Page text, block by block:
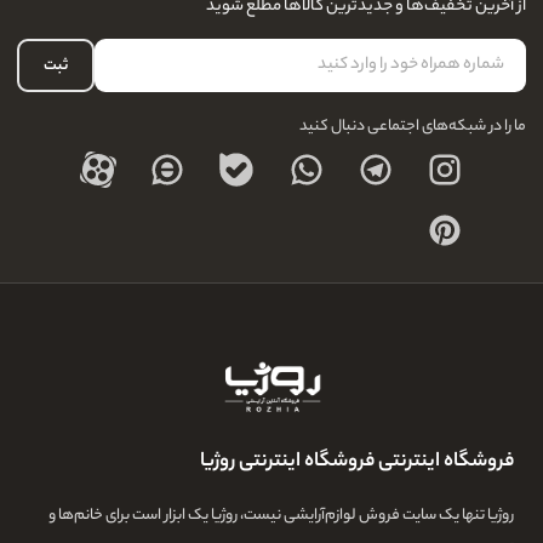
نحوه بازگشت کالا
درباره ما
لیست علاقه‌مندی
حساب کاربری
از آخرین تخفیف‌ها و جدیدترین کالاها مطلع شوید
ثبت
ما را در شبکه‌های اجتماعی دنبال کنید
فروشگاه اینترنتی فروشگاه اینترنتی روژیا
روژیا تنها یک سایت فروش لوازم‌آرایشی نیست، روژیا یک ابزار است برای خانم‌ها و